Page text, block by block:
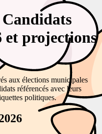
et projections
aux élections municipales
référencés avec leurs
politiques.